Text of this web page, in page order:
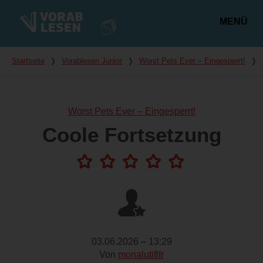
MENÜ
Du bist hier
Startseite ❭ Vorablesen Junior ❭ Worst Pets Ever – Eingesperrt! ❭
Worst Pets Ever – Eingesperrt!
Coole Fortsetzung
03.06.2026 – 13:29
Von monalutiflfr